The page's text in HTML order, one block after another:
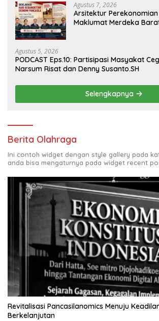
Agustus 7, 2026
Arsitektur
Maklumat Merdeka
Agustus 5, 2026
PODCAST Eps.10: Partisipasi Masyakat
Narsum Risat dan Denny Susanto.SH
Selengkapnya
Berita Olahraga
Ini contoh widget dengan style gallery pada
anda bisa mengaturnya pada widget recent
Revitalisasi Pancasilanomics Menuju
Berkelanjutan